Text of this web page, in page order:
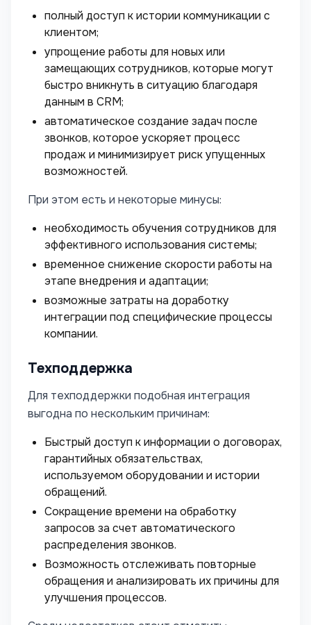
полный доступ к истории коммуникации с
клиентом;
упрощение работы для новых или
замещающих сотрудников, которые могут
быстро вникнуть в ситуацию благодаря
данным в CRM;
автоматическое создание задач после
звонков, которое ускоряет процесс
продаж и минимизирует риск упущенных
возможностей.
При этом есть и некоторые минусы:
необходимость обучения сотрудников для
эффективного использования системы;
временное снижение скорости работы на
этапе внедрения и адаптации;
возможные затраты на доработку
интеграции под специфические процессы
компании.
Техподдержка
Для техподдержки подобная интеграция
выгодна по нескольким причинам:
Быстрый доступ к информации о договорах,
гарантийных обязательствах,
используемом оборудовании и истории
обращений.
Сокращение времени на обработку
запросов за счет автоматического
распределения звонков.
Возможность отслеживать повторные
обращения и анализировать их причины для
улучшения процессов.